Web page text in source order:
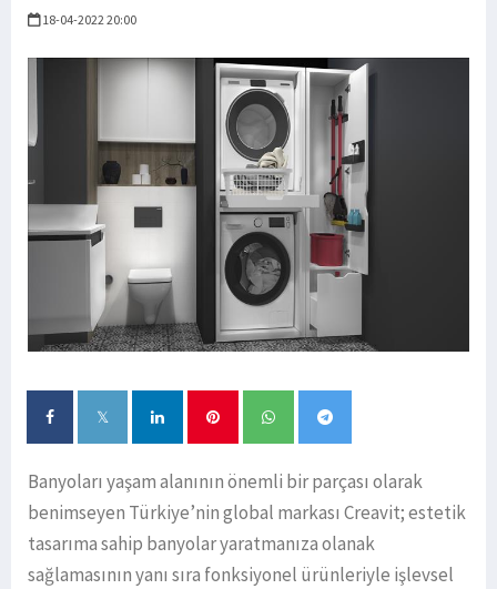
18-04-2022 20:00
Banyoları yaşam alanının önemli bir parçası olarak
benimseyen Türkiye’nin global markası Creavit; estetik
tasarıma sahip banyolar yaratmanıza olanak
sağlamasının yanı sıra fonksiyonel ürünleriyle işlevsel